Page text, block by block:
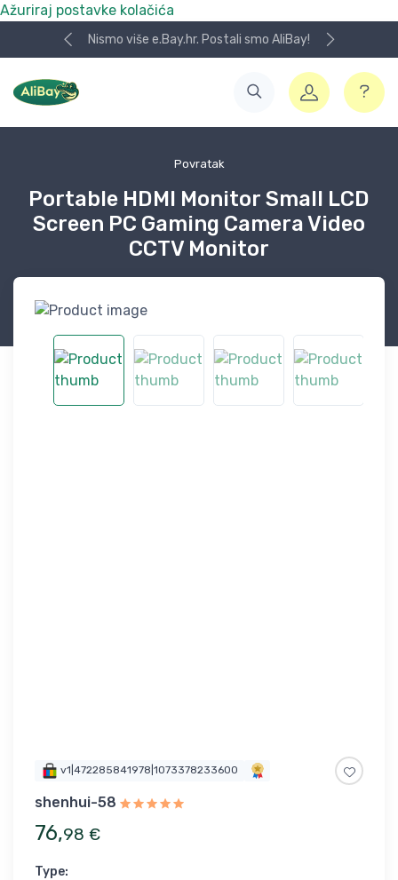
Ažuriraj postavke kolačića
Nismo više e.Bay.hr. Postali smo AliBay!
Povratak
Portable HDMI Monitor Small LCD
Screen PC Gaming Camera Video
CCTV Monitor
v1|472285841978|1073378233600
shenhui-58
76,98 €
Type: